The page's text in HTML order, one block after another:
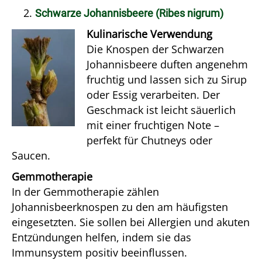
Schwarze Johannisbeere (Ribes nigrum)
Kulinarische Verwendung
Die Knospen der Schwarzen
Johannisbeere duften angenehm
fruchtig und lassen sich zu Sirup
oder Essig verarbeiten. Der
Geschmack ist leicht säuerlich
mit einer fruchtigen Note –
perfekt für Chutneys oder
Saucen.
Gemmotherapie
In der Gemmotherapie zählen
Johannisbeerknospen zu den am häufigsten
eingesetzten. Sie sollen bei Allergien und akuten
Entzündungen helfen, indem sie das
Immunsystem positiv beeinflussen.